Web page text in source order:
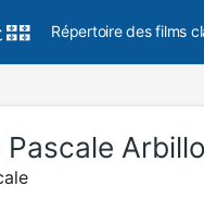
Répertoire des films
Pascale